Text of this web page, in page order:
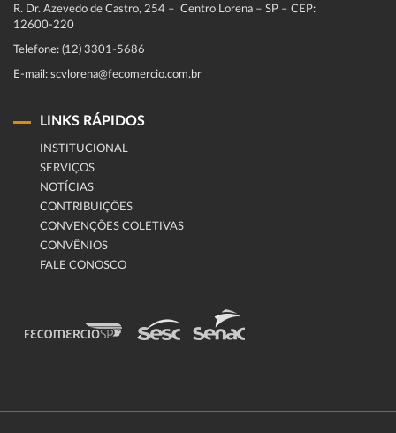
R. Dr. Azevedo de Castro, 254 – Centro Lorena – SP – CEP:
12600-220
Telefone: (12) 3301-5686
E-mail: scvlorena@fecomercio.com.br
LINKS RÁPIDOS
INSTITUCIONAL
SERVIÇOS
NOTÍCIAS
CONTRIBUIÇÕES
CONVENÇÕES COLETIVAS
CONVÊNIOS
FALE CONOSCO